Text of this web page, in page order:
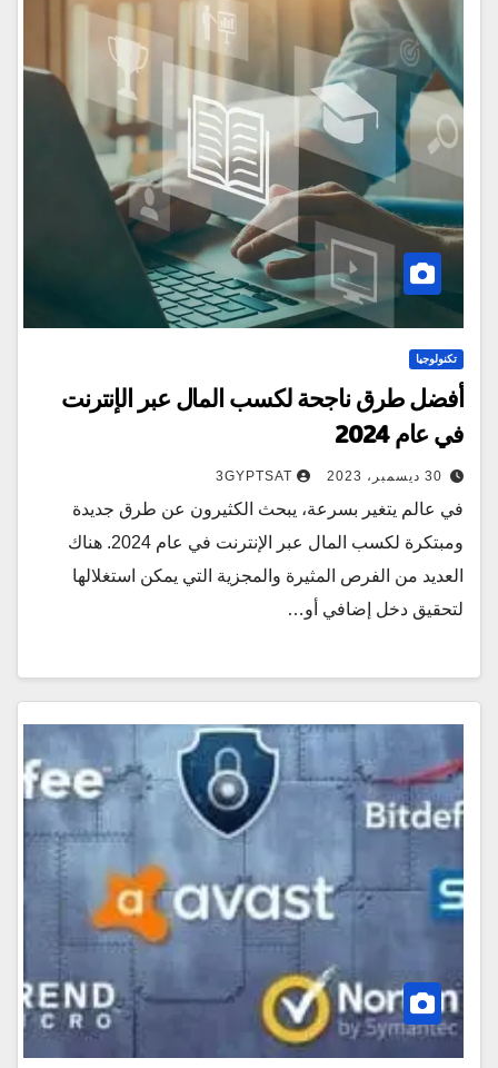
تكنولوجيا
أفضل طرق ناجحة لكسب المال عبر الإنترنت
في عام 2024
30 ديسمبر، 2023 3GYPTSAT
في عالم يتغير بسرعة، يبحث الكثيرون عن طرق جديدة
ومبتكرة لكسب المال عبر الإنترنت في عام 2024. هناك
العديد من الفرص المثيرة والمجزية التي يمكن استغلالها
لتحقيق دخل إضافي أو…